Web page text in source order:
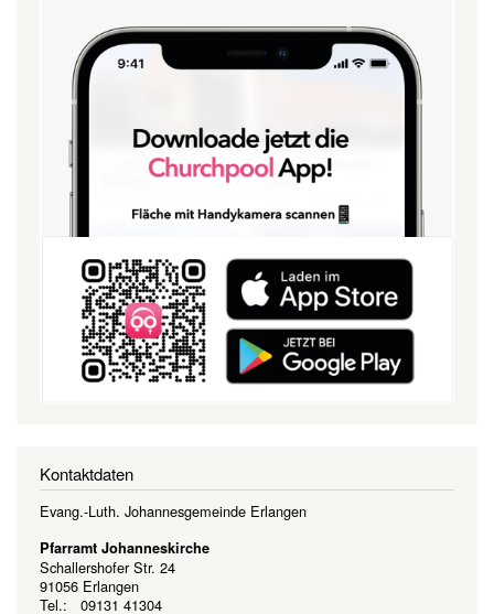
Kontaktdaten
Evang.-Luth. Johannesgemeinde Erlangen
Pfarramt Johanneskirche
Schallershofer Str. 24
91056 Erlangen
Tel.: 09131 41304